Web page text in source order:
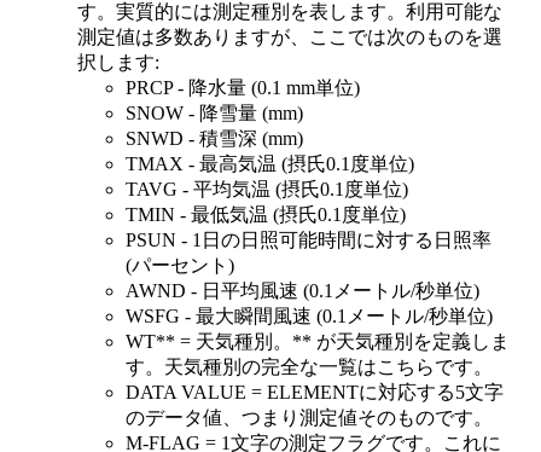
す。実質的には測定種別を表します。利用可能な
測定値は多数ありますが、ここでは次のものを選
択します:
PRCP - 降水量 (0.1 mm単位)
SNOW - 降雪量 (mm)
SNWD - 積雪深 (mm)
TMAX - 最高気温 (摂氏0.1度単位)
TAVG - 平均気温 (摂氏0.1度単位)
TMIN - 最低気温 (摂氏0.1度単位)
PSUN - 1日の日照可能時間に対する日照率
(パーセント)
AWND - 日平均風速 (0.1メートル/秒単位)
WSFG - 最大瞬間風速 (0.1メートル/秒単位)
WT** = 天気種別。** が天気種別を定義しま
す。天気種別の完全な一覧はこちらです。
DATA VALUE = ELEMENTに対応する5文字
のデータ値、つまり測定値そのものです。
M-FLAG = 1文字の測定フラグです。これに